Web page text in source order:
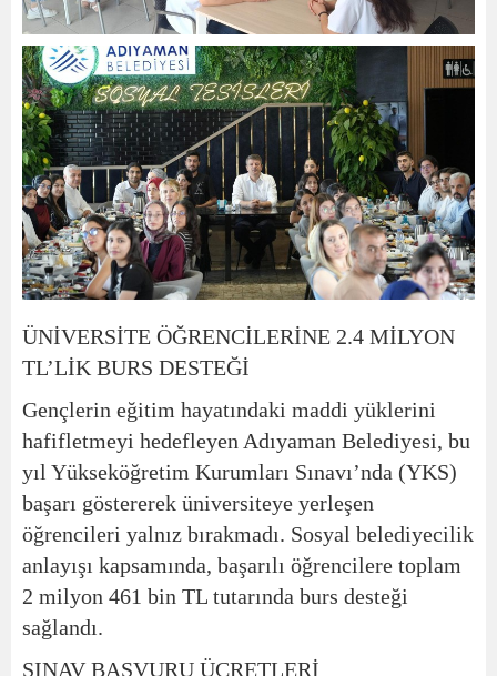
ÜNİVERSİTE ÖĞRENCİLERİNE 2.4 MİLYON
TL’LİK BURS DESTEĞİ
Gençlerin eğitim hayatındaki maddi yüklerini
hafifletmeyi hedefleyen Adıyaman Belediyesi, bu
yıl Yükseköğretim Kurumları Sınavı’nda (YKS)
başarı göstererek üniversiteye yerleşen
öğrencileri yalnız bırakmadı. Sosyal belediyecilik
anlayışı kapsamında, başarılı öğrencilere toplam
2 milyon 461 bin TL tutarında burs desteği
sağlandı.
SINAV BAŞVURU ÜCRETLERİ